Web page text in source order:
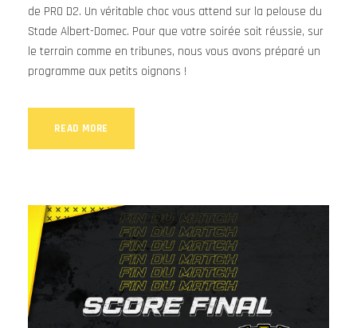
de PRO D2. Un véritable choc vous attend sur la pelouse du
Stade Albert-Domec. Pour que votre soirée soit réussie, sur
le terrain comme en tribunes, nous vous avons préparé un
programme aux petits oignons !
READ MORE